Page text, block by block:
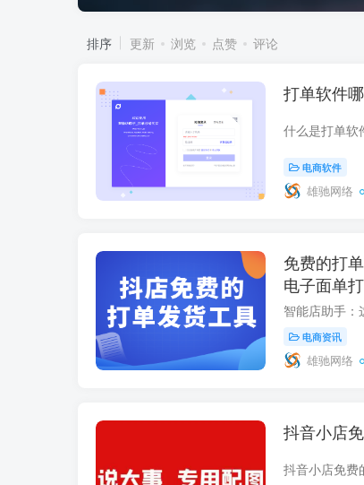
排序 更新 浏览 点赞 评论
打单软件
电商软件
雄驰网络
免费的打
电子面单
电商资讯
雄驰网络
抖音小店